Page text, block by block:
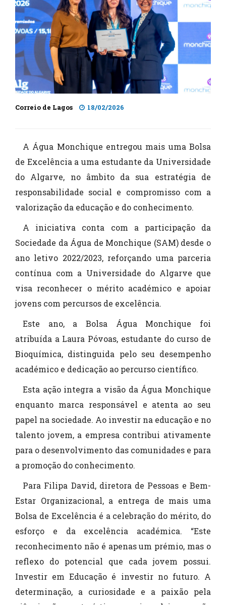
Correio de Lagos 18/02/2026
A Água Monchique entregou mais uma Bolsa
de Excelência a uma estudante da Universidade
do Algarve, no âmbito da sua estratégia de
responsabilidade social e compromisso com a
valorização da educação e do conhecimento.
A iniciativa conta com a participação da
Sociedade da Água de Monchique (SAM) desde o
ano letivo 2022/2023, reforçando uma parceria
contínua com a Universidade do Algarve que
visa reconhecer o mérito académico e apoiar
jovens com percursos de excelência.
Este ano, a Bolsa Água Monchique foi
atribuída a Laura Póvoas, estudante do curso de
Bioquímica, distinguida pelo seu desempenho
académico e dedicação ao percurso científico.
Esta ação integra a visão da Água Monchique
enquanto marca responsável e atenta ao seu
papel na sociedade. Ao investir na educação e no
talento jovem, a empresa contribui ativamente
para o desenvolvimento das comunidades e para
a promoção do conhecimento.
Para Filipa David, diretora de Pessoas e Bem-
Estar Organizacional, a entrega de mais uma
Bolsa de Excelência é a celebração do mérito, do
esforço e da excelência académica. “Este
reconhecimento não é apenas um prémio, mas o
reflexo do potencial que cada jovem possui.
Investir em Educação é investir no futuro. A
determinação, a curiosidade e a paixão pela